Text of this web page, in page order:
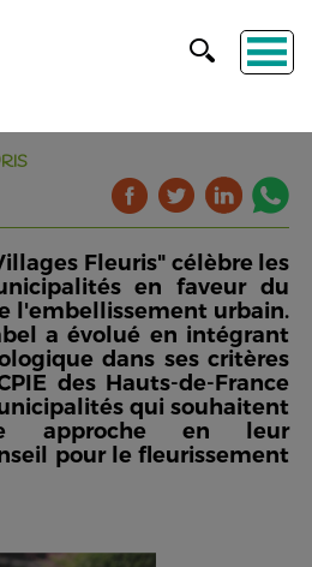
Fleuris" célèbre les
en faveur du
l'embellissement urbain.
a évolué en intégrant
dans ses critères
des Hauts-de-France
qui souhaitent
approche en leur
pour le fleurissement